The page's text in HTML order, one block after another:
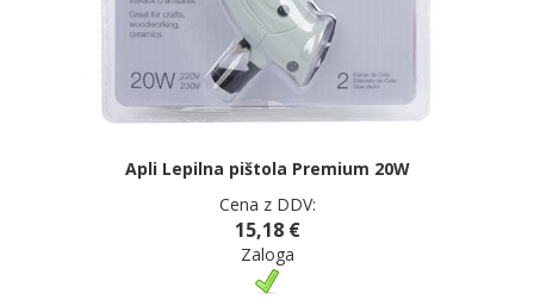
Apli Lepilna pištola Premium 20W
Cena z DDV:
15,18 €
Zaloga